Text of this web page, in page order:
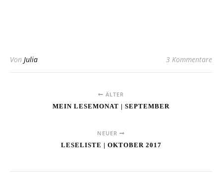
Von Julia 3 Kommentare
ÄLTER
MEIN LESEMONAT | SEPTEMBER
NEUER
LESELISTE | OKTOBER 2017